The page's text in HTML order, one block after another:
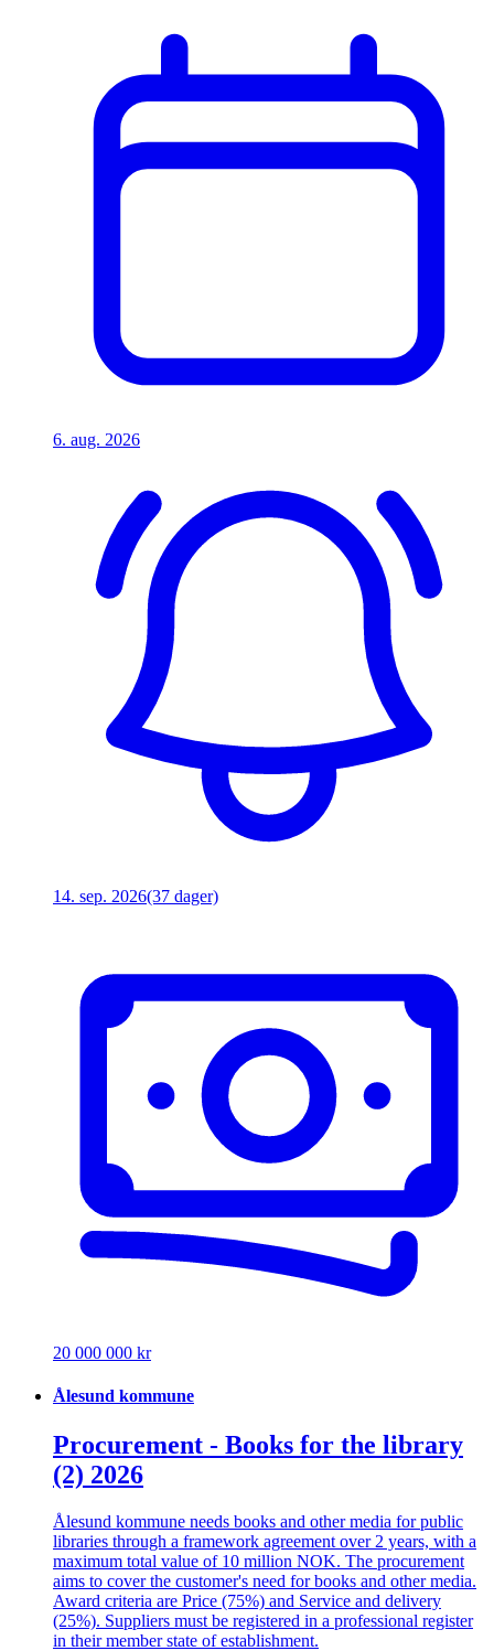
6. aug. 2026
14. sep. 2026(37 dager)
20 000 000 kr
Ålesund kommune
Procurement - Books for the library
(2) 2026
Ålesund kommune needs books and other media for public
libraries through a framework agreement over 2 years, with a
maximum total value of 10 million NOK. The procurement
aims to cover the customer's need for books and other media.
Award criteria are Price (75%) and Service and delivery
(25%). Suppliers must be registered in a professional register
in their member state of establishment.